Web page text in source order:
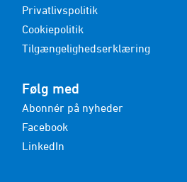
Privatlivspolitik
Cookiepolitik
Tilgængelighedserklæring
Følg med
Abonnér på nyheder
Facebook
LinkedIn